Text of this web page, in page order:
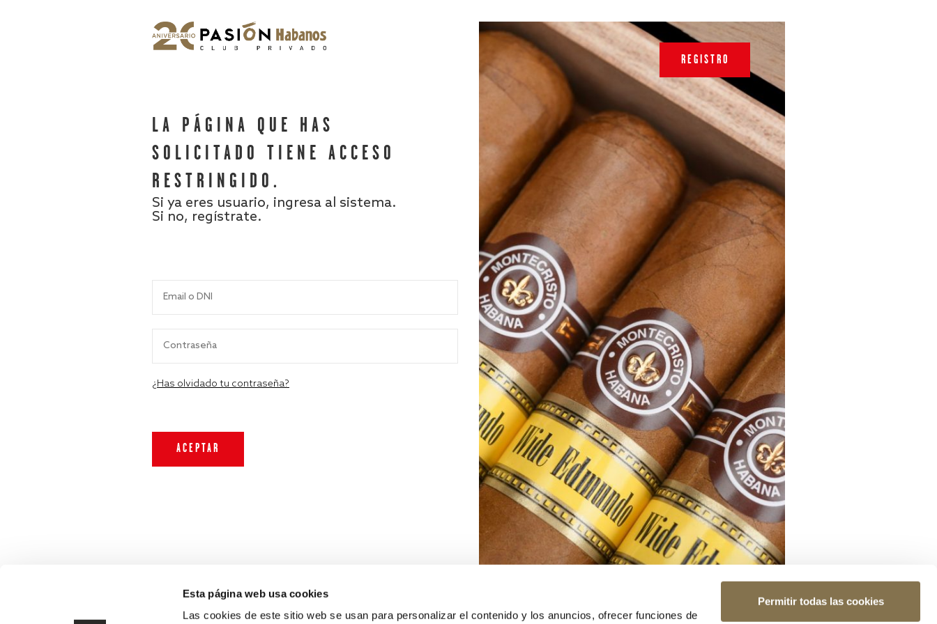
Esta página web usa cookies
Las cookies de este sitio web se usan para personalizar el contenido y los anuncios, ofrecer funciones de
Permitir todas las cookies
LA PÁGINA QUE HAS
SOLICITADO TIENE ACCESO
RESTRINGIDO.
Si ya eres usuario, ingresa al sistema.
Si no, regístrate.
¿Has olvidado tu contraseña?
REGISTRO